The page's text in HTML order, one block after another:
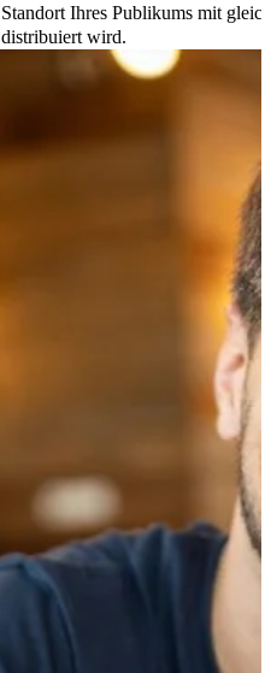
Standort Ihres Publikums mit
distribuiert wird.